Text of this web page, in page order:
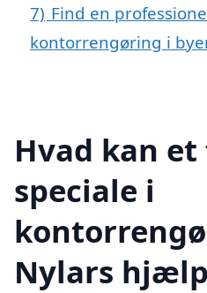
7) Find en
kontorrengøring i
Hvad kan
speciale i
Nylars